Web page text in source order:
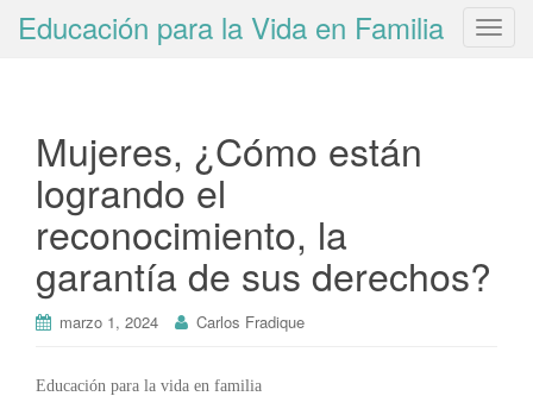
T
i
Educación para la Vida en Familia
Mujeres, ¿Cómo están
logrando el
reconocimiento, la
garantía de sus derechos?
marzo 1, 2024 Carlos Fradique
Educación para la vida en familia